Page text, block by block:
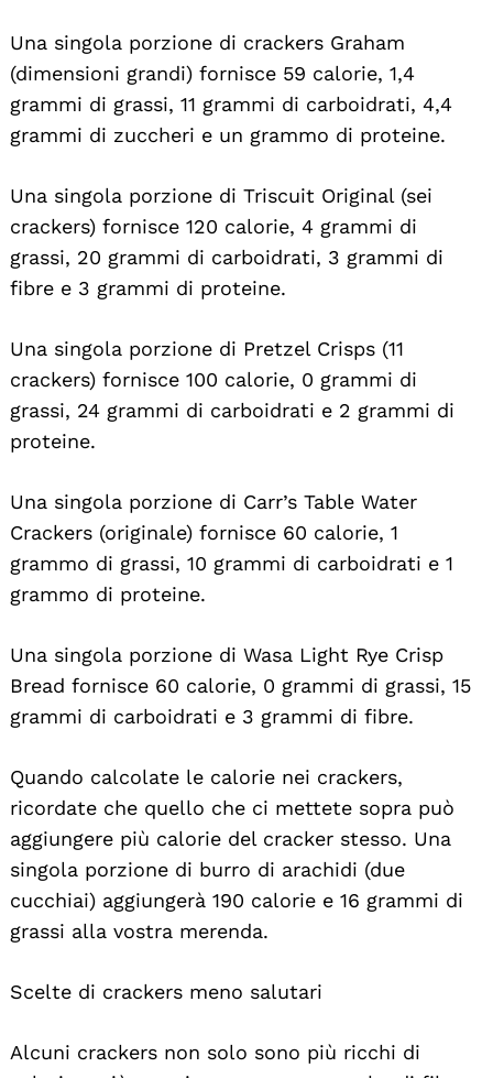
Una singola porzione di crackers Graham
(dimensioni grandi) fornisce 59 calorie, 1,4
grammi di grassi, 11 grammi di carboidrati, 4,4
grammi di zuccheri e un grammo di proteine.
Una singola porzione di Triscuit Original (sei
crackers) fornisce 120 calorie, 4 grammi di
grassi, 20 grammi di carboidrati, 3 grammi di
fibre e 3 grammi di proteine.
Una singola porzione di Pretzel Crisps (11
crackers) fornisce 100 calorie, 0 grammi di
grassi, 24 grammi di carboidrati e 2 grammi di
proteine.
Una singola porzione di Carr’s Table Water
Crackers (originale) fornisce 60 calorie, 1
grammo di grassi, 10 grammi di carboidrati e 1
grammo di proteine.
Una singola porzione di Wasa Light Rye Crisp
Bread fornisce 60 calorie, 0 grammi di grassi, 15
grammi di carboidrati e 3 grammi di fibre.
Quando calcolate le calorie nei crackers,
ricordate che quello che ci mettete sopra può
aggiungere più calorie del cracker stesso. Una
singola porzione di burro di arachidi (due
cucchiai) aggiungerà 190 calorie e 16 grammi di
grassi alla vostra merenda.
Scelte di crackers meno salutari
Alcuni crackers non solo sono più ricchi di